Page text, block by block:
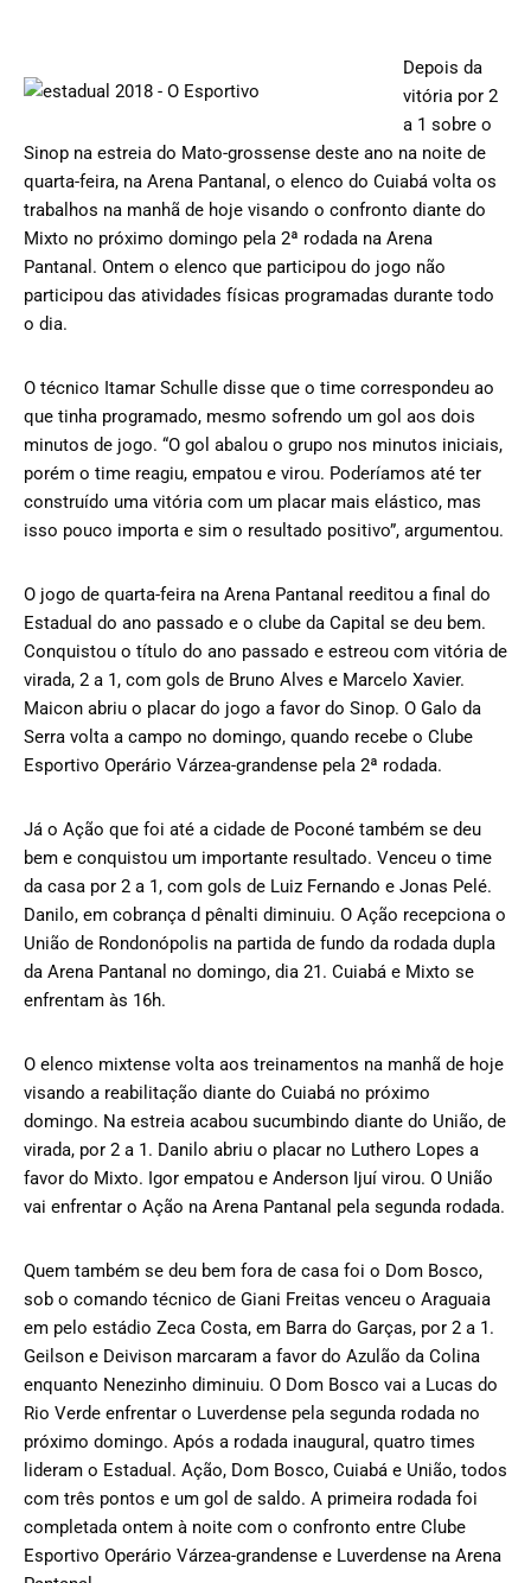
Depois da
vitória por 2
a 1 sobre o
Sinop na estreia do Mato-grossense deste ano na noite de
quarta-feira, na Arena Pantanal, o elenco do Cuiabá volta os
trabalhos na manhã de hoje visando o confronto diante do
Mixto no próximo domingo pela 2ª rodada na Arena
Pantanal. Ontem o elenco que participou do jogo não
participou das atividades físicas programadas durante todo
o dia.
O técnico Itamar Schulle disse que o time correspondeu ao
que tinha programado, mesmo sofrendo um gol aos dois
minutos de jogo. “O gol abalou o grupo nos minutos iniciais,
porém o time reagiu, empatou e virou. Poderíamos até ter
construído uma vitória com um placar mais elástico, mas
isso pouco importa e sim o resultado positivo”, argumentou.
O jogo de quarta-feira na Arena Pantanal reeditou a final do
Estadual do ano passado e o clube da Capital se deu bem.
Conquistou o título do ano passado e estreou com vitória de
virada, 2 a 1, com gols de Bruno Alves e Marcelo Xavier.
Maicon abriu o placar do jogo a favor do Sinop. O Galo da
Serra volta a campo no domingo, quando recebe o Clube
Esportivo Operário Várzea-grandense pela 2ª rodada.
Já o Ação que foi até a cidade de Poconé também se deu
bem e conquistou um importante resultado. Venceu o time
da casa por 2 a 1, com gols de Luiz Fernando e Jonas Pelé.
Danilo, em cobrança d pênalti diminuiu. O Ação recepciona o
União de Rondonópolis na partida de fundo da rodada dupla
da Arena Pantanal no domingo, dia 21. Cuiabá e Mixto se
enfrentam às 16h.
O elenco mixtense volta aos treinamentos na manhã de hoje
visando a reabilitação diante do Cuiabá no próximo
domingo. Na estreia acabou sucumbindo diante do União, de
virada, por 2 a 1. Danilo abriu o placar no Luthero Lopes a
favor do Mixto. Igor empatou e Anderson Ijuí virou. O União
vai enfrentar o Ação na Arena Pantanal pela segunda rodada.
Quem também se deu bem fora de casa foi o Dom Bosco,
sob o comando técnico de Giani Freitas venceu o Araguaia
em pelo estádio Zeca Costa, em Barra do Garças, por 2 a 1.
Geilson e Deivison marcaram a favor do Azulão da Colina
enquanto Nenezinho diminuiu. O Dom Bosco vai a Lucas do
Rio Verde enfrentar o Luverdense pela segunda rodada no
próximo domingo. Após a rodada inaugural, quatro times
lideram o Estadual. Ação, Dom Bosco, Cuiabá e União, todos
com três pontos e um gol de saldo. A primeira rodada foi
completada ontem à noite com o confronto entre Clube
Esportivo Operário Várzea-grandense e Luverdense na Arena